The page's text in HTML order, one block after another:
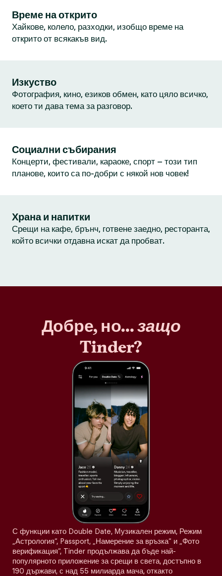
Време на открито
Хайкове, колело, разходки, изобщо време на
открито от всякакъв вид.
Изкуство
Фотография, кино, езиков обмен, като цяло всичко,
което ти дава тема за разговор.
Социални събирания
Концерти, фестивали, караоке, спорт – този тип
планове, които са по-добри с някой нов човек!
Храна и напитки
Срещи на кафе, брънч, готвене заедно, ресторанта,
който всички отдавна искат да пробват.
Добре, но...защо
Tinder?
С функции като Double Date, Музикален режим, Режим
„Астрология“, Passport, „Намерение за връзка“ и „Фото
верификация“, Tinder продължава да бъде най-
популярното приложение за срещи в света, достъпно в
190 държави, с над 55 милиарда мача, откакто